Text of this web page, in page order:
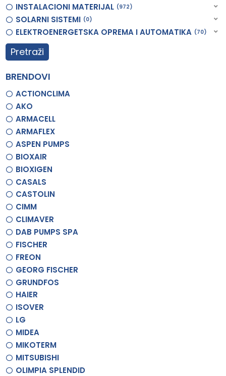
INSTALACIONI MATERIJAL 972
SOLARNI SISTEMI 0
ELEKTROENERGETSKA OPREMA I AUTOMATIKA 70
Pretraži
BRENDOVI
ACTIONCLIMA
AKO
ARMACELL
ARMAFLEX
ASPEN PUMPS
BIOXAIR
BIOXIGEN
CASALS
CASTOLIN
CIMM
CLIMAVER
DAB PUMPS SPA
FISCHER
FREON
GEORG FISCHER
GRUNDFOS
HAIER
ISOVER
LG
MIDEA
MIKOTERM
MITSUBISHI
OLIMPIA SPLENDID